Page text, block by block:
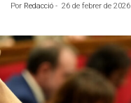
Por Redacció - 26 de febrer de 2026